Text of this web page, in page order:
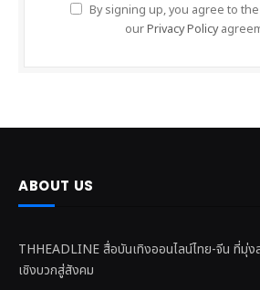
By signing up, you agree to
ourPrivacy Policy
ABOUT US
THHEADLINE สื่อบันเทิงออนไลน์ไทย-จีน ที่มุ่
เชิงบวกสู่สังคม